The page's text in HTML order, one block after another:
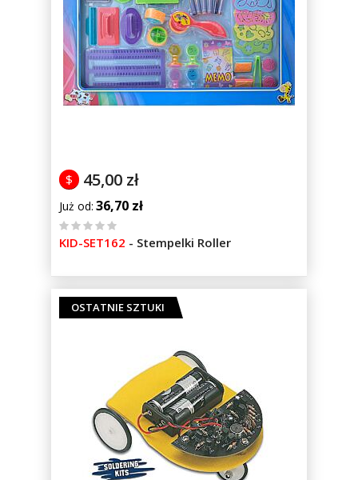
45,00 zł
$
Już od 36,70 zł
%
KID-SET162 - Stempelki Roller
OSTATNIE SZTUKI